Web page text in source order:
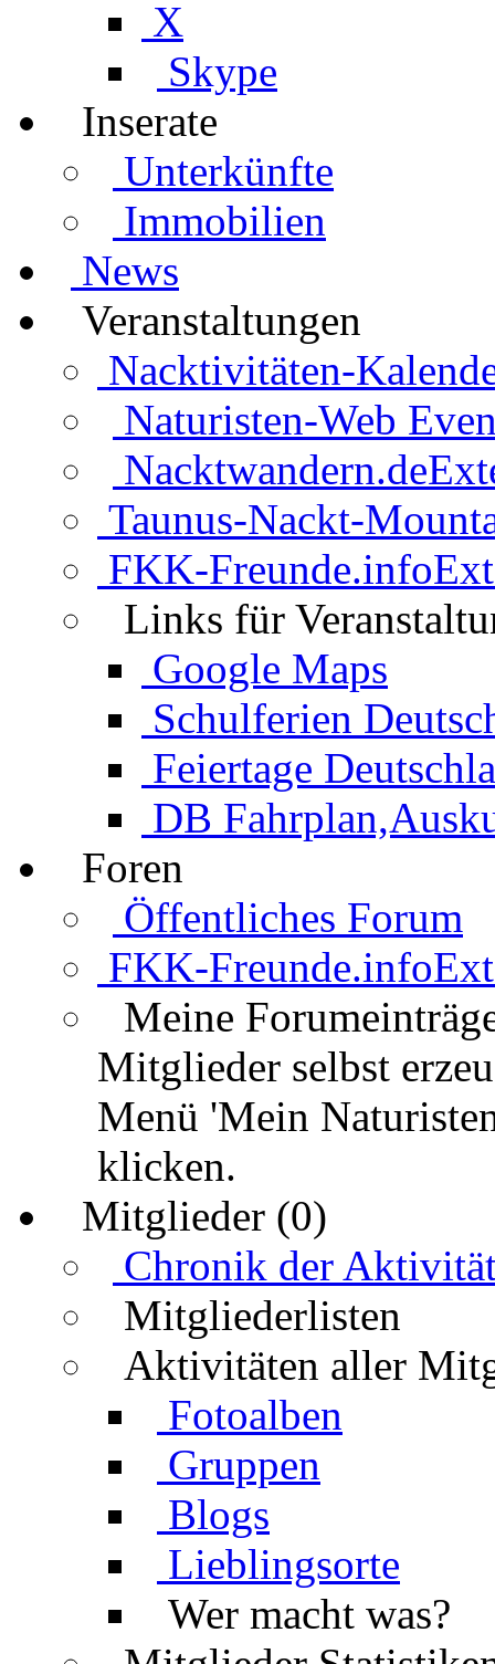
X
Skype
Inserate
Unterkünfte
Immobilien
News
Veranstaltungen
Nacktivitäten-
Naturisten-Web
Nacktwandern.de
Taunus-Nackt-
FKK-Freunde.info
Links für
Google Maps
Schulferien
Feiertage
DB
Foren
Öffentliches Forum
FKK-Freunde.info
Meine
Mitglieder selbst
Menü 'Mein
klicken.
Mitglieder (0)
Chronik der
Mitgliederlisten
Aktivitäten aller
Fotoalben
Gruppen
Blogs
Lieblingsorte
Wer macht was?